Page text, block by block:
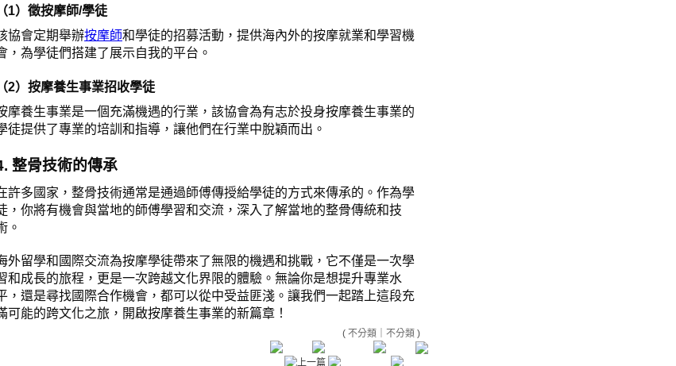
（1）徵按摩師/學徒
協會定期舉辦按摩師和學徒的招募活動，提供海內外的按摩就業和學習機
，為學徒們搭建了展示自我的平台。
（2）按摩養生事業招收學徒
摩養生事業是一個充滿機遇的行業，該協會為有志於投身按摩養生事業的
徒提供了專業的培訓和指導，讓他們在行業中脫穎而出。
整骨技術的傳承
許多國家，整骨技術通常是通過師傅傳授給學徒的方式來傳承的。作為學
，你將有機會與當地的師傅學習和交流，深入了解當地的整骨傳統和技
。
外留學和國際交流為按摩學徒帶來了無限的機遇和挑戰，它不僅是一次學
和成長的旅程，更是一次跨越文化界限的體驗。無論你是想提升專業水
，還是尋找國際合作機會，都可以從中受益匪淺。讓我們一起踏上這段充
可能的跨文化之旅，開啟按摩養生事業的新篇章！
( 不分類 不分類 )